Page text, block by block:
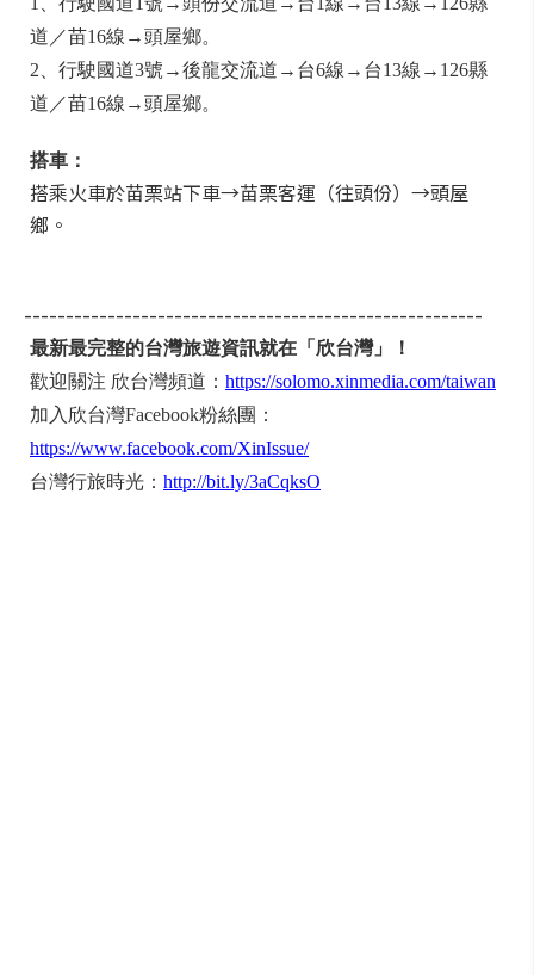
道／苗16線→頭屋鄉。
2、行駛國道3號→後龍交流道→台6線→台13線→126縣
道／苗16線→頭屋鄉。
搭車：
搭乘火車於苗栗站下車→苗栗客運（往頭份）→頭屋
鄉。
-------------------------------------------------------
最新最完整的台灣旅遊資訊就在「欣台灣」！
歡迎關注 欣台灣頻道： https://solomo.xinmedia.com/taiwan
加入欣台灣Facebook粉絲團：
https://www.facebook.com/XinIssue/
台灣行旅時光： http://bit.ly/3aCqksO